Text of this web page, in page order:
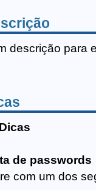
descrição para
de passwords
com um dos